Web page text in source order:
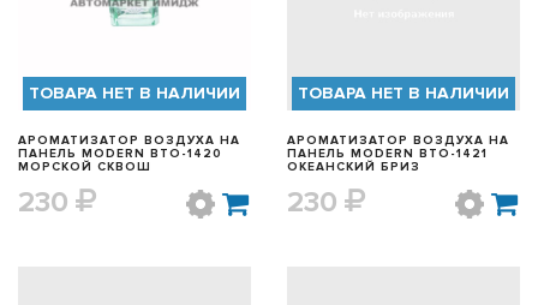
ТОВАРА НЕТ В НАЛИЧИИ
АРОМАТИЗАТОР ВОЗДУХА НА
ПАНЕЛЬ MODERN BTO-1420
МОРСКОЙ СКВОШ
230
ТОВАРА НЕТ В НАЛИЧИИ
АРОМАТИЗАТОР ВОЗДУХА НА
ПАНЕЛЬ MODERN BTO-1421
ОКЕАНСКИЙ БРИЗ
230